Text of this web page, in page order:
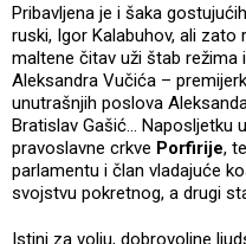
Pribavljena je i šaka
ruski, Igor Kalabuhov, ali
maltene čitav uži štab režima
Aleksandra Vučića –
unutrašnjih poslova
Bratislav Gašić... Naposljetku
pravoslavne crkve Porfirije,
parlamentu i član vladajuće
svojstvu pokretnog, a drugi
Istini za volju, dobrovoljne